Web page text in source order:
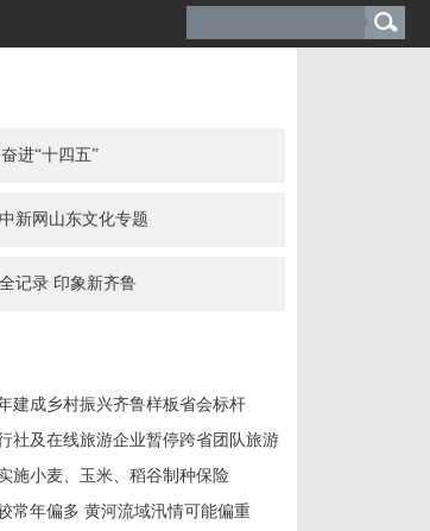
进“十四五”
新网山东文化专题
记录 印象新齐鲁
建成乡村振兴齐鲁样板省会标杆
社及在线旅游企业暂停跨省团队旅游
施小麦、玉米、稻谷制种保险
常年偏多 黄河流域汛情可能偏重